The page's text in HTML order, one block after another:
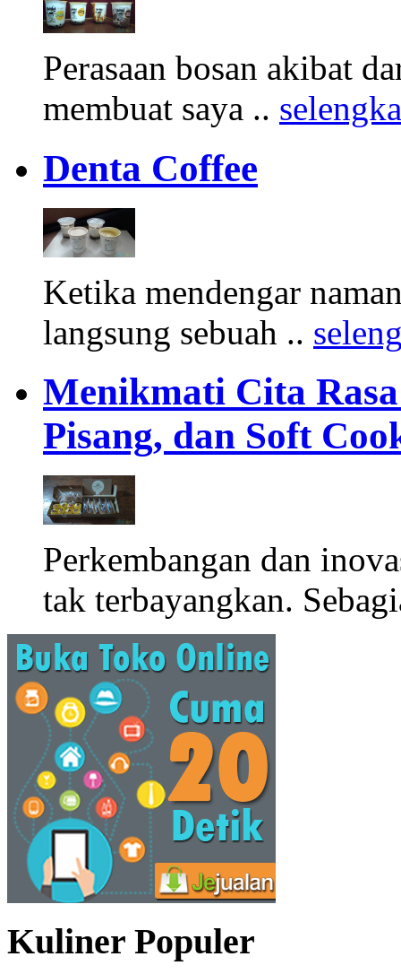
Perasaan bosan akibat
membuat saya ..
Denta Coffee
Ketika mendengar
langsung sebuah ..
Menikmati Cita
Pisang, dan Soft
Perkembangan dan
tak terbayangkan.
Kuliner Populer